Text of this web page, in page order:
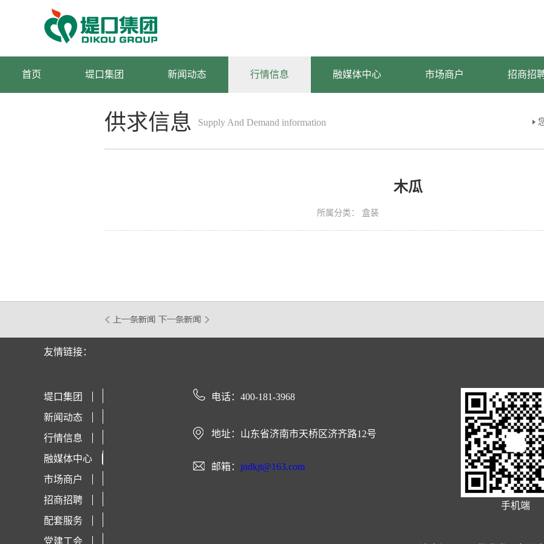
首页 堤口集团 新闻动态 行情信息 融媒体中心 市场商户 招商招
供求信息 Supply And Demand information
木瓜
所属分类： 盒装
友情链接：
堤口集团
新闻动态
行情信息
融媒体中心
市场商户
招商招聘
配套服务
党建工会
电话：400-181-3968
地址：山东省济南市天桥区济齐路12号
邮箱： jndkjt@163.com
手机端